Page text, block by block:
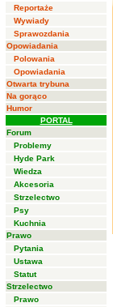
Reportaże
Wywiady
Sprawozdania
Opowiadania
Polowania
Opowiadania
Otwarta trybuna
Na gorąco
Humor
PORTAL
Forum
Problemy
Hyde Park
Wiedza
Akcesoria
Strzelectwo
Psy
Kuchnia
Prawo
Pytania
Ustawa
Statut
Strzelectwo
Prawo